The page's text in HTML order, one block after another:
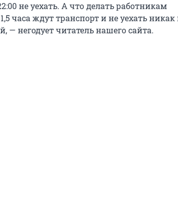
не уехать. А что делать работникам
часа ждут транспорт и не уехать никак
— негодует читатель нашего сайта.